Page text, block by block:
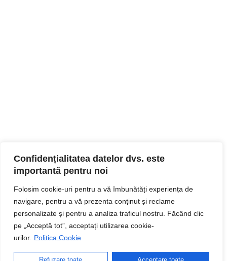
Confidențialitatea datelor dvs. este
importantă pentru noi
Folosim cookie-uri pentru a vă îmbunătăți experiența de
navigare, pentru a vă prezenta conținut și reclame
personalizate și pentru a analiza traficul nostru. Făcând clic
pe „Acceptă tot”, acceptați utilizarea cookie-
urilor. Politica Cookie